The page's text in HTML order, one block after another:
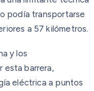
podía transportarse
a 57 kilómetros.
y los
esta barrera,
eléctrica a puntos